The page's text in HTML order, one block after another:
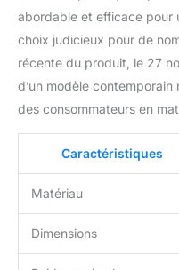
abordable et efficace pour
choix judicieux pour de
récente du produit, le 27
d’un modèle
des consommateurs en
Caractéristiques
Matériau
Dimensions